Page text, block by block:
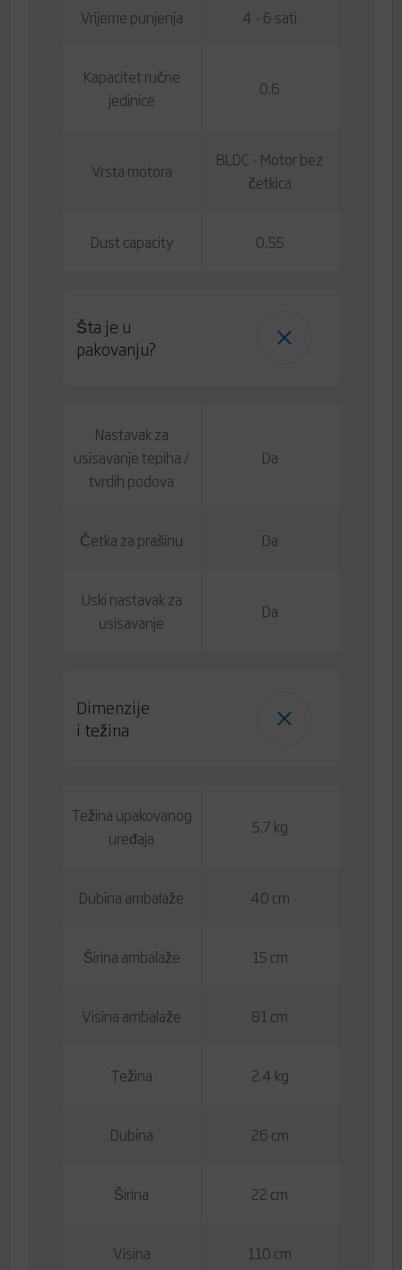
Vrijeme punjenja 4 - 6 sati
Kapacitet ručne
jedinice
0.6
Vrsta motora
BLDC - Motor bez
četkica
Dust capacity 0,55
Šta je u
pakovanju?
Nastavak za
usisavanje tepiha /
tvrdih podova
Da
Četka za prašinu Da
Uski nastavak za
usisavanje
Da
Dimenzije
i težina
Težina upakovanog
uređaja
5.7 kg
Dubina ambalaže 40 cm
Širina ambalaže 15 cm
Visina ambalaže 81 cm
Težina 2.4 kg
Dubina 26 cm
Širina 22 cm
Visina 110 cm